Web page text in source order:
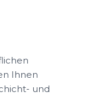
Ihnen
und